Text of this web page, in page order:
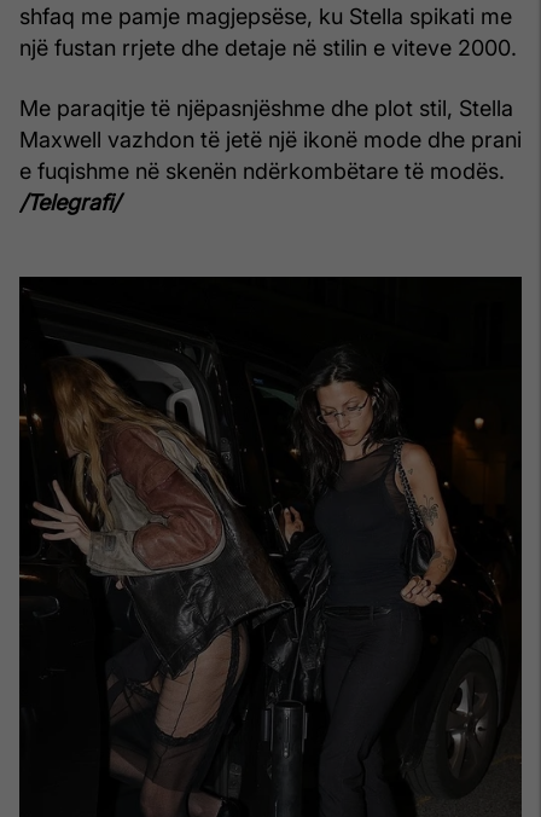
shfaq me pamje magjepsëse, ku Stella spikati me
një fustan rrjete dhe detaje në stilin e viteve 2000.
Me paraqitje të njëpasnjëshme dhe plot stil, Stella
Maxwell vazhdon të jetë një ikonë mode dhe prani
e fuqishme në skenën ndërkombëtare të modës.
/Telegrafi/